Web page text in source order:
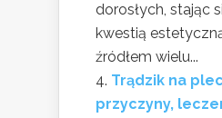
dorosłych, stając
kwestią
źródłem wielu...
Trądzik na
przyczyny,